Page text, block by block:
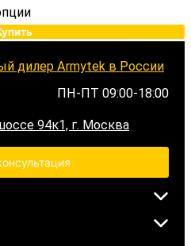
ПН-ПТ 09:00-18:00
94к1, г. Москва